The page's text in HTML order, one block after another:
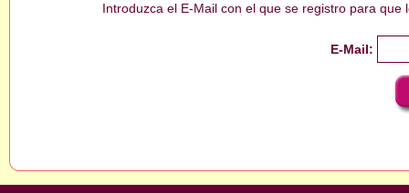
Introduzca el E-Mail con el que se registro para
E-Mail: